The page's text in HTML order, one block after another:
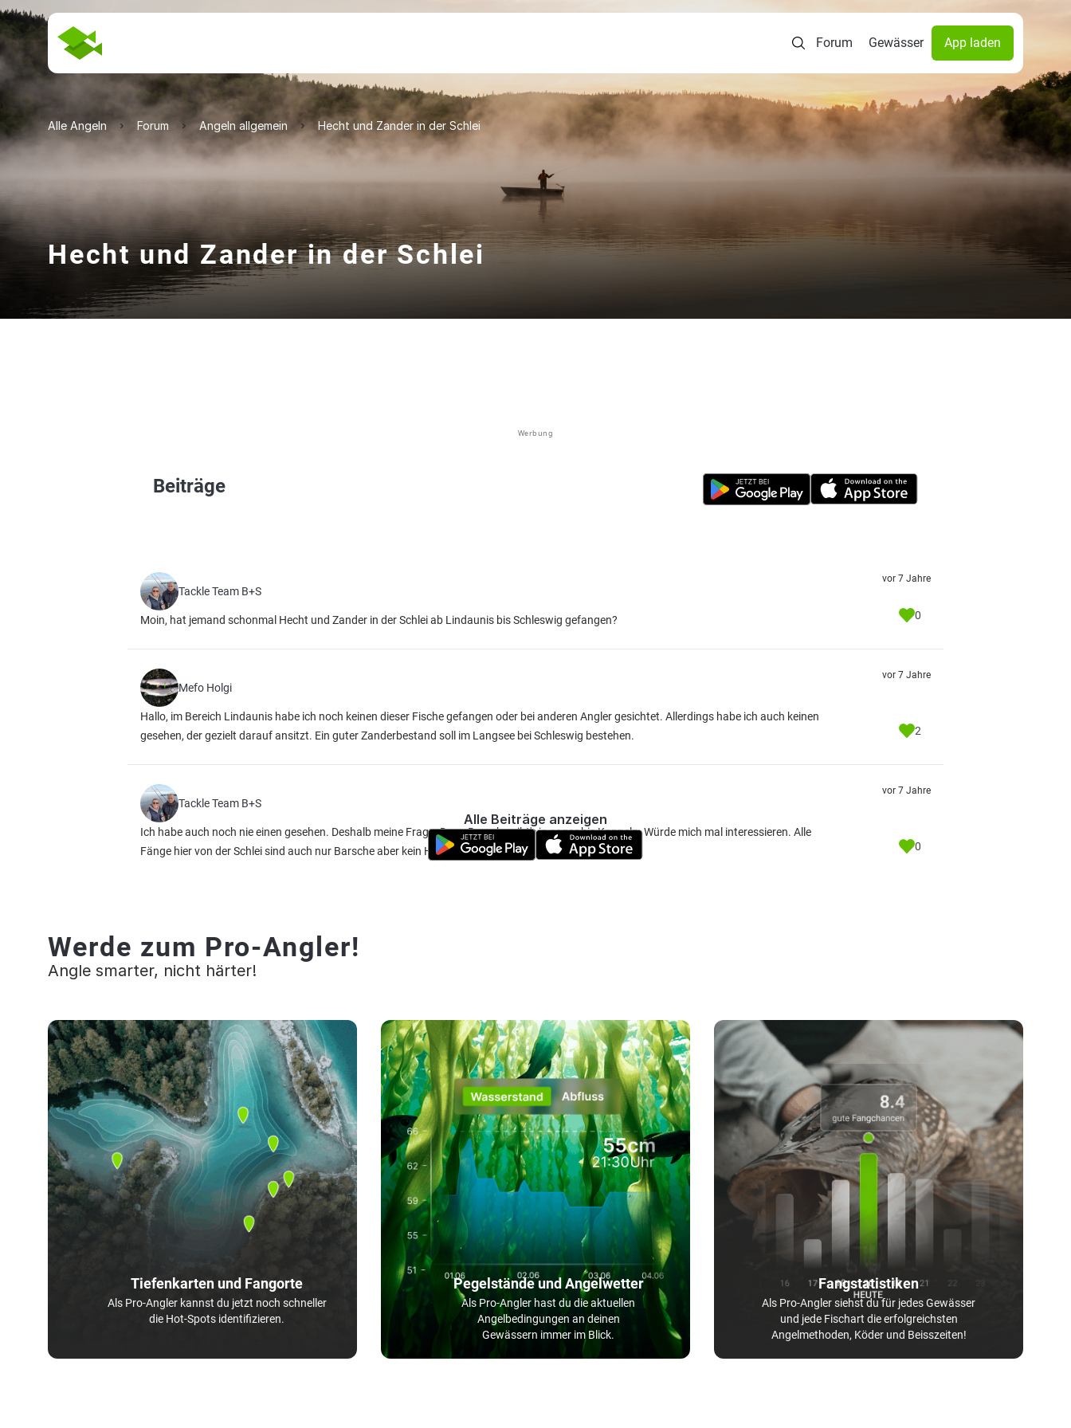
Forum Gewässer App laden
Alle Angeln Forum Angeln allgemein Hecht und Zander in der Schlei
Hecht und Zander in der Schlei
Werbung
Beiträge
Tackle Team B+S
Moin, hat jemand schonmal Hecht und Zander in der Schlei ab Lindaunis bis Schleswig gefangen?
vor 7 Jahre
0
Mefo Holgi
Hallo, im Bereich Lindaunis habe ich noch keinen dieser Fische gefangen oder bei anderen Angler gesichtet. Allerdings habe ich auch keinen
gesehen, der gezielt darauf ansitzt. Ein guter Zanderbestand soll im Langsee bei Schleswig bestehen.
vor 7 Jahre
2
Tackle Team B+S
Ich habe auch noch nie einen gesehen. Deshalb meine Frage. Denn Barsche gibt's ja sogar bis Kappeln. Würde mich mal interessieren. Alle
Fänge hier von der Schlei sind auch nur Barsche aber kein Hecht und Zander
vor 7 Jahre
0
Alle Beiträge anzeigen
Werde zum Pro-Angler!
Angle smarter, nicht härter!
Tiefenkarten und Fangorte
Als Pro-Angler kannst du jetzt noch schneller
die Hot-Spots identifizieren.
Pegelstände und Angelwetter
Als Pro-Angler hast du die aktuellen
Angelbedingungen an deinen
Gewässern immer im Blick.
Fangstatistiken
Als Pro-Angler siehst du für jedes Gewässer
und jede Fischart die erfolgreichsten
Angelmethoden, Köder und Beisszeiten!